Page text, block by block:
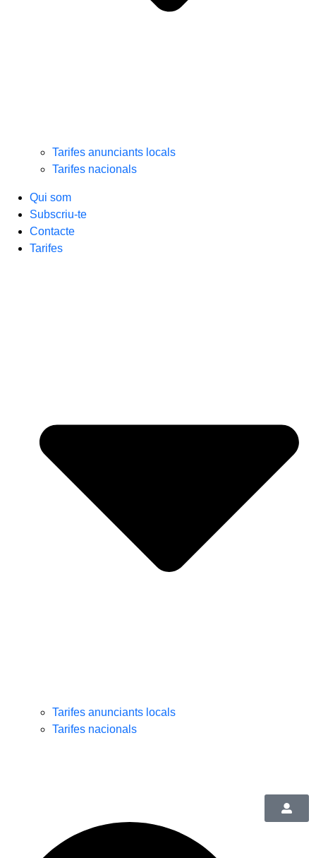
Tarifes anunciants locals
Tarifes nacionals
Qui som
Subscriu-te
Contacte
Tarifes
Tarifes anunciants locals
Tarifes nacionals